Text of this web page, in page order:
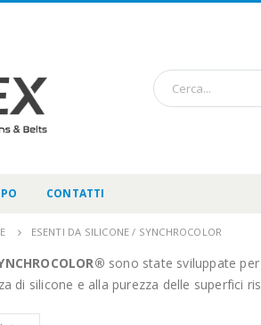
CONTATTI
ESENTI DA SILICONE / SYNCHROCOLOR
sono state sviluppate
di silicone e alla purezza delle